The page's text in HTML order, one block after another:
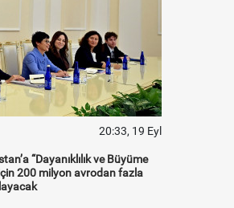
20:33, 19 Eyl
“Dayanıklılık ve Büyüme
200 milyon avrodan fazla